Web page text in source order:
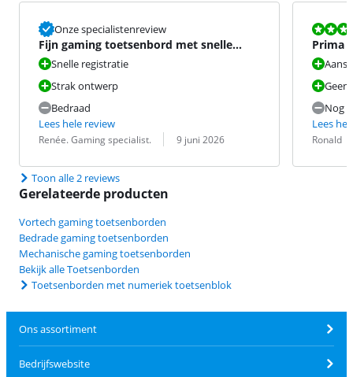
Onze specialistenreview
Fijn gaming toetsenbord met snelle
registratie.
Snelle registratie
Strak ontwerp
Bedraad
Lees hele review
Beoordeling door:
Renée. Gaming specialist.
Datum: 9 juni 2026
Prima
Geen
Nog
Lees
Ronald
Datum:
Toon alle 2 reviews
Gerelateerde producten
Vortech gaming toetsenborden
Bedrade gaming toetsenborden
Mechanische gaming toetsenborden
Bekijk alle Toetsenborden
Toetsenborden met numeriek toetsenblok
Ons assortiment
Bedrijfswebsite